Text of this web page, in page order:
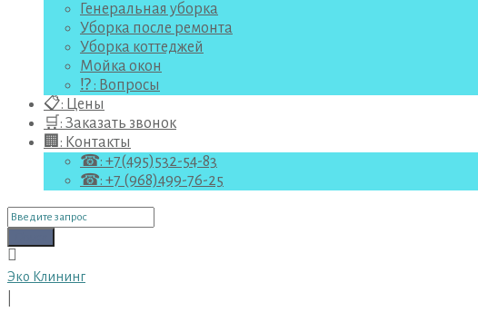
Генеральная уборка
Уборка после ремонта
Уборка коттеджей
Мойка окон
⁉ : Вопросы
📋: Цены
🛒: Заказать звонок
🏢: Контакты
☎: +7(495)532-54-83
☎: +7 (968)499-76-25
Поиск
для:
Эко Клининг